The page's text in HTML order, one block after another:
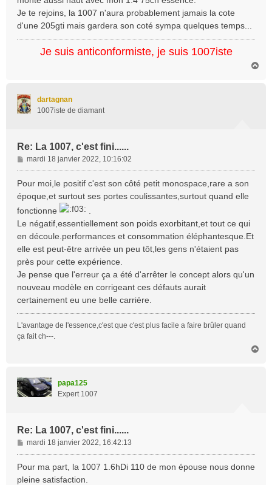
e
Je te rejoins, la 1007 n'aura probablement jamais la cote
d'une 205gti mais gardera son coté sympa quelques temps...
Je suis anticonformiste, je suis 1007iste
dartagnan
1007iste de diamant
Re: La 1007, c'est fini......
M
e
s
g
e
mardi 18 janvier 2022, 10:16:02
Pour moi,le positif c'est son côté petit monospace,rare a son
époque,et surtout ses portes coulissantes,surtout quand elle
fonctionne
Le négatif,essentiellement son poids exorbitant,et tout ce qui
en découle.performances et consommation éléphantesque.Et
elle est peut-être arrivée un peu tôt,les gens n'étaient pas
près pour cette expérience.
Je pense que l'erreur ça a été d'arrêter le concept alors qu'un
nouveau modèle en corrigeant ces défauts aurait
certainement eu une belle carrière.
L'avantage de l'essence,c'est que c'est plus facile a faire brûler quand
ça fait ch---.
papa125
Expert 1007
Re: La 1007, c'est fini......
M
e
s
mardi 18 janvier 2022, 16:42:13
Pour ma part, la 1007 1.6hDi 110 de mon épouse nous donne
pleine satisfaction.